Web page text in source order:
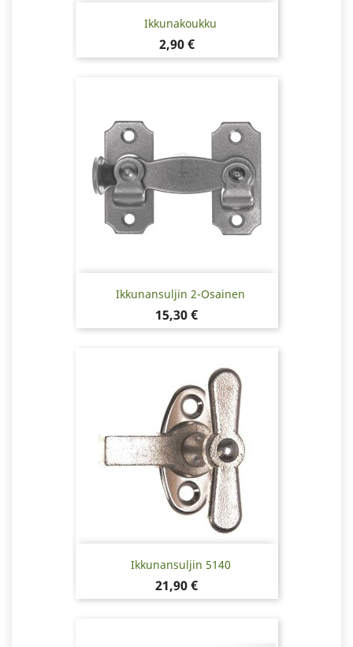
Ikkunakoukku
Hinta
2,90 €
Ikkunansuljin 2-Osainen
Hinta
15,30 €
Ikkunansuljin 5140
Hinta
21,90 €